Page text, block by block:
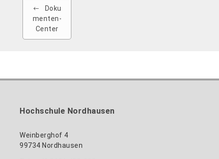
Doku
menten-
Center
Hochschule Nordhausen
Weinberghof 4
99734 Nordhausen